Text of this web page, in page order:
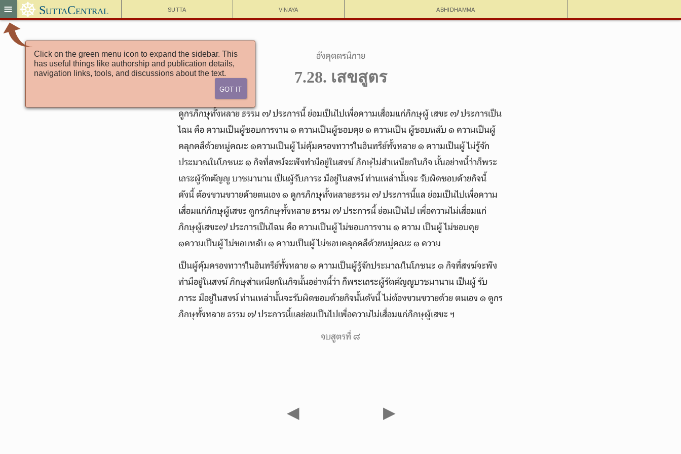
Sutta Vinaya Abhidhamma
≡ ☸ SuttaCentral
Click on the green menu icon to expand the sidebar. This
has useful things like authorship and publication details,
navigation links, tools, and discussions about the text.
Got It
อังคุตตรนิกาย
7.28. เสขสูตร
ดูกรภิกษุทั้งหลาย ธรรม ๗ ประการนี้ ย่อมเป็นไปเพื่อความเสื่อมแก่ภิกษุผู้ เสขะ ๗ ประการเป็น
ไฉน คือ ความเป็นผู้ชอบการงาน ๑ ความเป็นผู้ชอบคุย ๑ ความเป็น ผู้ชอบหลับ ๑ ความเป็นผู้
คลุกคลีด้วยหมู่คณะ ๑ความเป็นผู้ไม่คุ้มครองทวารในอินทรีย์ทั้งหลาย ๑ ความเป็นผู้ไม่รู้จัก
ประมาณในโภชนะ ๑ กิจที่สงฆ์จะพึงทำมีอยู่ในสงฆ์ ภิกษุไม่สำเหนียกในกิจ นั้นอย่างนี้ว่าก็พระ
เถระผู้รัตตัญญู บวชมานาน เป็นผู้รับภาระ มีอยู่ในสงฆ์ ท่านเหล่านั้นจะ รับผิดชอบด้วยกิจนี้
ดังนี้ ต้องขวนขวายด้วยตนเอง ๑ ดูกรภิกษุทั้งหลายธรรม ๗ ประการนี้แล ย่อมเป็นไปเพื่อความ
เสื่อมแก่ภิกษุผู้เสขะ ดูกรภิกษุทั้งหลาย ธรรม ๗ ประการนี้ ย่อมเป็นไป เพื่อความไม่เสื่อมแก่
ภิกษุผู้เสขะ๗ ประการเป็นไฉน คือ ความเป็นผู้ไม่ชอบการงาน ๑ ความ เป็นผู้ไม่ชอบคุย
๑ความเป็นผู้ไม่ชอบหลับ ๑ ความเป็นผู้ไม่ชอบคลุกคลีด้วยหมู่คณะ ๑ ความ
เป็นผู้คุ้มครองทวารในอินทรีย์ทั้งหลาย ๑ ความเป็นผู้รู้จักประมาณในโภชนะ ๑ กิจที่สงฆ์จะพึง
ทำมีอยู่ในสงฆ์ ภิกษุสำเหนียกในกิจนั้นอย่างนี้ว่า ก็พระเถระผู้รัตตัญญูบวชมานาน เป็นผู้ รับ
ภาระ มีอยู่ในสงฆ์ ท่านเหล่านั้นจะรับผิดชอบด้วยกิจนั้นดังนี้ ไม่ต้องขวนขวายด้วย ตนเอง ๑ ดูกร
ภิกษุทั้งหลาย ธรรม ๗ ประการนี้แลย่อมเป็นไปเพื่อความไม่เสื่อมแก่ภิกษุผู้เสขะ ฯ
จบสูตรที่ ๘
◀ ▶